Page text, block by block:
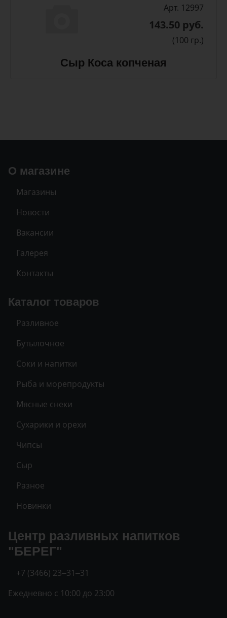
Арт. 12997
143.50 руб.
(100 гр.)
Сыр Коса копченая
О магазине
Магазины
Новости
Вакансии
Галерея
Контакты
Каталог товаров
Разливное
Бутылочное
Соки и напитки
Рыба и морепродукты
Мясные снеки
Сухарики и орехи
Чипсы
Сыр
Разное
Новинки
Центр разливных напитков
"БЕРЕГ"
+7 (3466) 23‒31‒31
Ежедневно с 10:00 до 23:00